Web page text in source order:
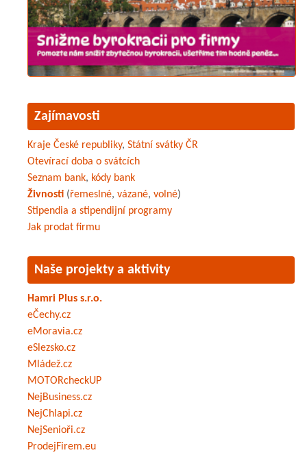
Zajímavosti
Kraje České republiky, Státní svátky ČR
Otevírací doba o svátcích
Seznam bank, kódy bank
Živnosti (řemeslné, vázané, volné)
Stipendia a stipendijní programy
Jak prodat firmu
Naše projekty a aktivity
Hamri Plus s.r.o.
eČechy.cz
eMoravia.cz
eSlezsko.cz
Mládež.cz
MOTORcheckUP
NejBusiness.cz
NejChlapi.cz
NejSenioři.cz
ProdejFirem.eu